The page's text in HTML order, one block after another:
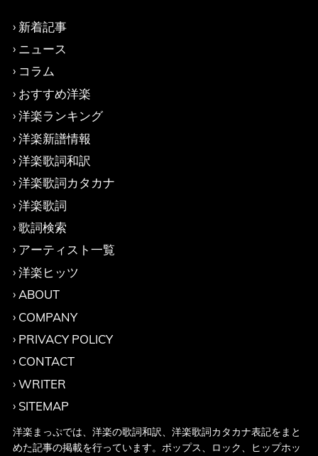
新着記事
ニュース
コラム
おすすめ洋楽
洋楽ランキング
洋楽新譜情報
洋楽歌詞和訳
洋楽歌詞カタカナ
洋楽歌詞
歌詞検索
アーティスト一覧
洋楽ヒッツ
ABOUT
COMPANY
PRIVACY POLICY
CONTACT
WRITER
SITEMAP
洋楽まっぷでは、洋楽の歌詞和訳、洋楽歌詞カタカナ表記をまと
めた記事の掲載を行っています。ポップス、ロック、ヒップホッ